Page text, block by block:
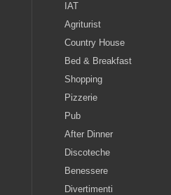
IAT
Agriturist
Country House
Bed & Breakfast
Shopping
Pizzerie
Pub
After Dinner
Discoteche
Benessere
Divertimenti